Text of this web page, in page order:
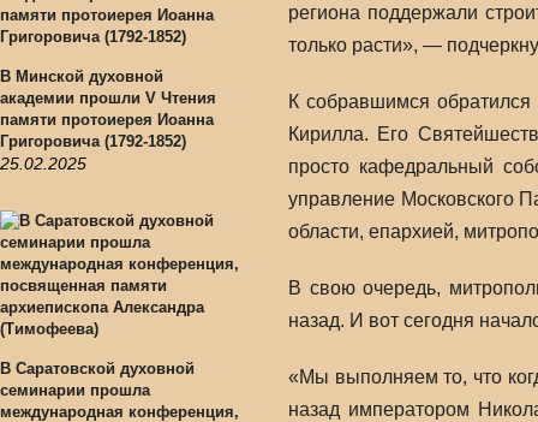
В Минской духовной
академии прошли V Чтения
памяти протоиерея Иоанна
Григоровича (1792-1852)
25.02.2025
В Саратовской духовной
семинарии прошла
международная конференция,
региона поддержали
только расти», —
К собравшимся
Кирилла. Его
просто кафедральный
управление Московского
области, епархией,
В свою очередь,
назад. И вот сегодня
«Мы выполняем то, что
назад императором